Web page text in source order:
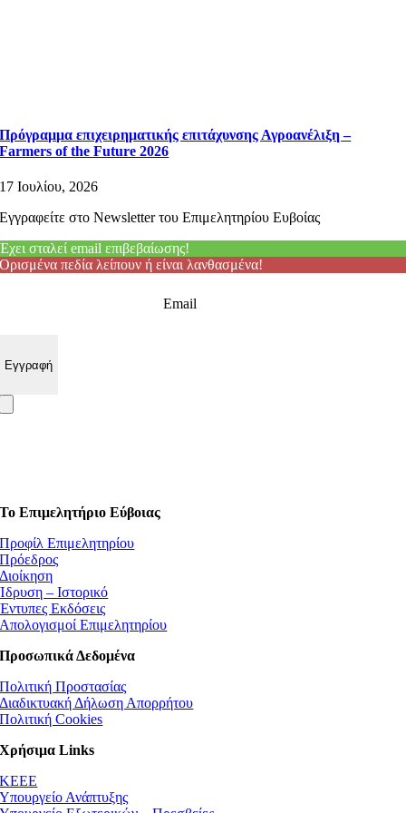
Πρόγραμμα επιχειρηματικής επιτάχυνσης Αγροανέλιξη –
Farmers of the Future 2026
17 Ιουλίου, 2026
Εγγραφείτε στο Newsletter του Επιμελητηρίου Ευβοίας
Έχει σταλεί email επιβεβαίωσης!
Ορισμένα πεδία λείπουν ή είναι λανθασμένα!
Email
Το Επιμελητήριο Εύβοιας
Προφίλ Επιμελητηρίου
Πρόεδρος
Διοίκηση
Ίδρυση – Ιστορικό
Έντυπες Εκδόσεις
Απολογισμοί Επιμελητηρίου
Προσωπικά Δεδομένα
Πολιτική Προστασίας
Διαδικτυακή Δήλωση Απορρήτου
Πολιτική Cookies
Χρήσιμα Links
ΚEEE
Υπουργείο Ανάπτυξης